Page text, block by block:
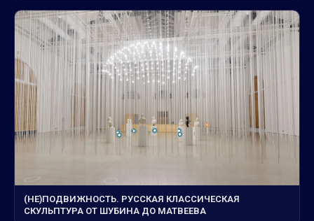
(НЕ)ПОДВИЖНОСТЬ. РУССКАЯ КЛАССИЧЕСКАЯ
СКУЛЬПТУРА ОТ ШУБИНА ДО МАТВЕЕВА